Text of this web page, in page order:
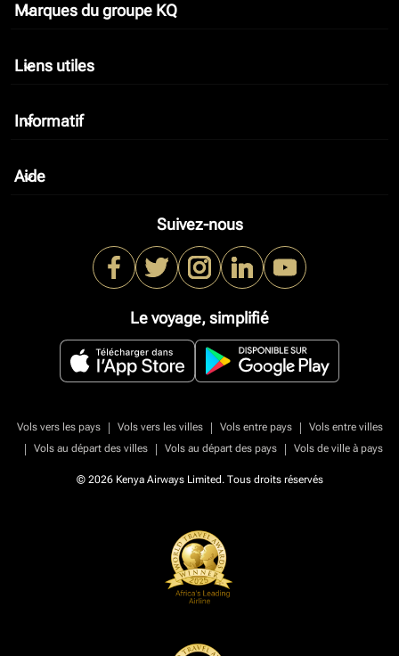
Marques du groupe KQ
keyboard_arrow_down
Liens utiles
keyboard_arrow_down
Informatif
keyboard_arrow_down
Aide
keyboard_arrow_down
Suivez-nous
Le voyage, simplifié
Vols vers les pays | Vols vers les villes | Vols entre pays |
Vols entre villes
|
Vols au départ des villes | Vols au départ des pays | Vols de ville à pays
© 2026 Kenya Airways Limited. Tous droits réservés